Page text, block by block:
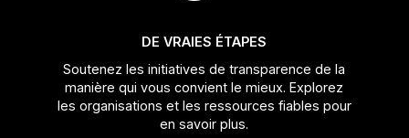
DE VRAIES ÉTAPES
Soutenez les initiatives de transparence de la
manière qui vous convient le mieux. Explorez
les organisations et les ressources fiables pour
en savoir plus.